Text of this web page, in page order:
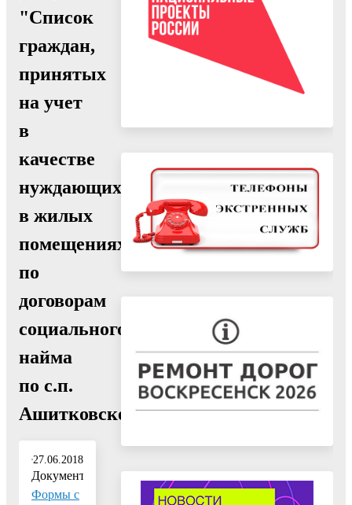
"Список
граждан,
принятых
на учет
в
качестве
нуждающихся
в жилых
помещениях,предоставляемых
по
договорам
социального
найма
по с.п.
Ашитковское"
27.06.2018
Документ:
Формы с